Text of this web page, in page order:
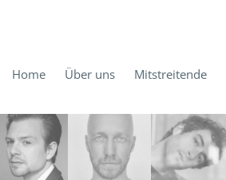
Home Über uns Mitstreitende